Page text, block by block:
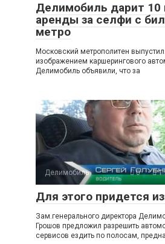
Делимобиль дарит 10
аренды за селфи с
метро
Московский метрополитен
изображением каршерингового
Делимобиль объявили, что за
Делимобиль 0 1
Для этого придется
Зам.генерального директора
Грошов предложил разрешить
сервисов ездить по полосам,